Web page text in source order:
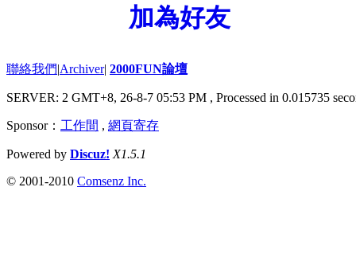
加為好友
聯絡我們|Archiver| 2000FUN論壇
SERVER: 2 GMT+8, 26-8-7 05:53 PM , Processed in 0.015735
Sponsor： 工作間 , 網頁寄存
Powered by Discuz! X1.5.1
© 2001-2010 Comsenz Inc.